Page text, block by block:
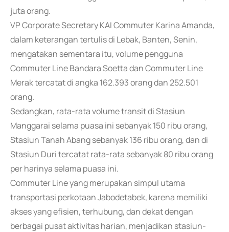
juta orang.
VP Corporate Secretary KAI Commuter Karina Amanda,
dalam keterangan tertulis di Lebak, Banten, Senin,
mengatakan sementara itu, volume pengguna
Commuter Line Bandara Soetta dan Commuter Line
Merak tercatat di angka 162.393 orang dan 252.501
orang.
Sedangkan, rata-rata volume transit di Stasiun
Manggarai selama puasa ini sebanyak 150 ribu orang,
Stasiun Tanah Abang sebanyak 136 ribu orang, dan di
Stasiun Duri tercatat rata-rata sebanyak 80 ribu orang
per harinya selama puasa ini.
Commuter Line yang merupakan simpul utama
transportasi perkotaan Jabodetabek, karena memiliki
akses yang efisien, terhubung, dan dekat dengan
berbagai pusat aktivitas harian, menjadikan stasiun-